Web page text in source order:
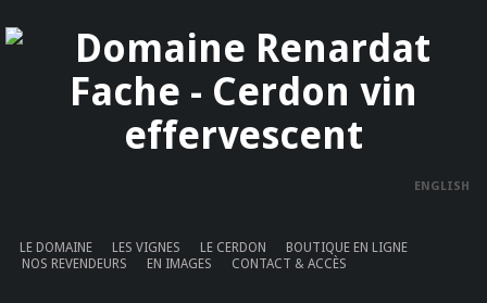
ENGLISH
LE DOMAINE LES VIGNES LE CERDON
BOUTIQUE EN LIGNE
NOS REVENDEURS
EN IMAGES CONTACT & ACCÈS